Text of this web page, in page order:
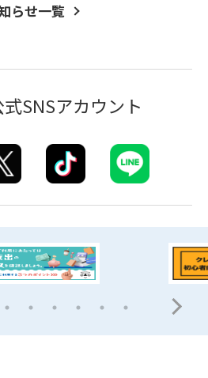
らせ一覧
SNSアカウント